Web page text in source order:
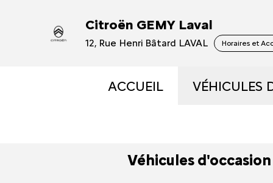
Citroën GEMY Laval
12, Rue Henri Bâtard LAVAL Horaires et
ACCUEIL VÉHICULES
VÉHICULES
Véhicules